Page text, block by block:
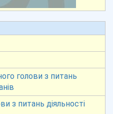
голови з питань
з питань діяльності